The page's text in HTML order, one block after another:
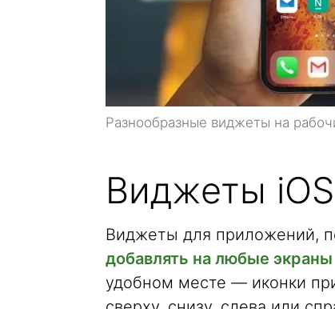
Разнообразные виджеты на
Виджеты
Виджеты для приложений,
добавлять на любые экраны
удобном месте — иконки